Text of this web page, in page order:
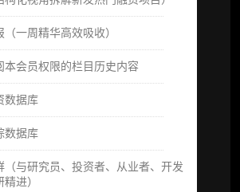
（一周精华高效吸收）
本会员权限的栏目历史内容
数据库
数据库
（与研究员、投资者、从业者、开发
进）
立即开通
高级年度服务会员
获得专业团队定制研究支持